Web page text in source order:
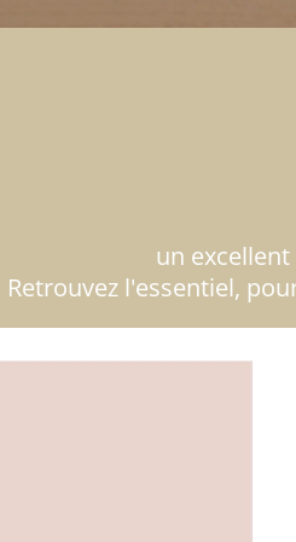
un
Retrouvez l'essentiel,